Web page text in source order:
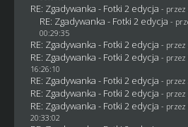
RE: Zgadywanka - Fotki 2 edycja - przez
RE: Zgadywanka - Fotki 2 edycja -
00:29:35
RE: Zgadywanka - Fotki 2 edycja - przez
RE: Zgadywanka - Fotki 2 edycja - przez
16:26:10
RE: Zgadywanka - Fotki 2 edycja - przez
RE: Zgadywanka - Fotki 2 edycja - przez
RE: Zgadywanka - Fotki 2 edycja - przez
20:33:02